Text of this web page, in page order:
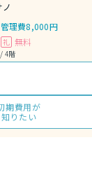
管理費8,000円
礼 無料
4階
期費用が
知りたい